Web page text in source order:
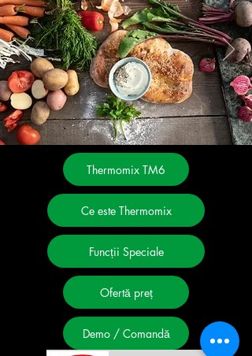
Thermomix TM6
Ce este Thermomix
Funcții Speciale
Ofertă preț
Demo / Comandă